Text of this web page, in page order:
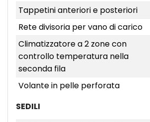
Tappetini anteriori e posteriori
Rete divisoria per vano di carico
Climatizzatore a 2 zone con
controllo temperatura nella
seconda fila
Volante in pelle perforata
SEDILI